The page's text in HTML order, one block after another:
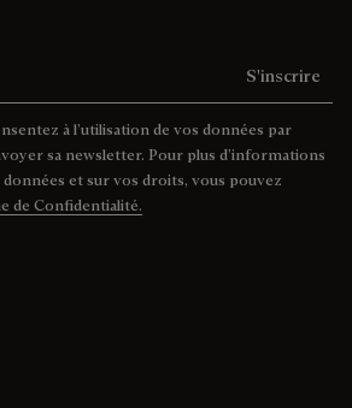
S'inscrire
à l’utilisation de vos données par
sa newsletter. Pour plus d’informations
et sur vos droits, vous pouvez
de Confidentialité.